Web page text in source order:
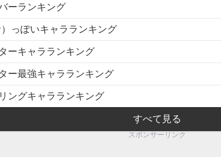
ーランキング
）っぽいキャラランキング
ーキャラランキング
ー最強キャラランキング
ングキャラランキング
すべて見る
スポンサーリンク